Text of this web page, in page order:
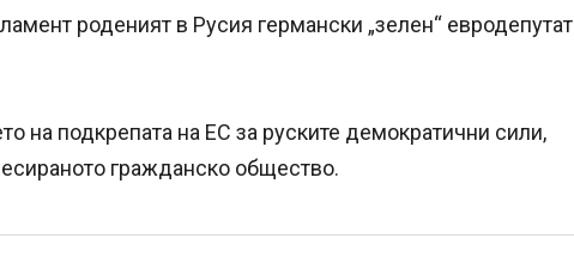
роденият в Русия германски „зелен“ евродепутат
на подкрепата на ЕС за руските демократични сили,
гражданско общество.